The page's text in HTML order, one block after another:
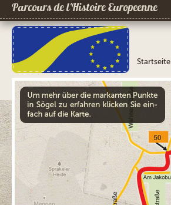
Parcours de l´Histoire Europeenne
Startseite